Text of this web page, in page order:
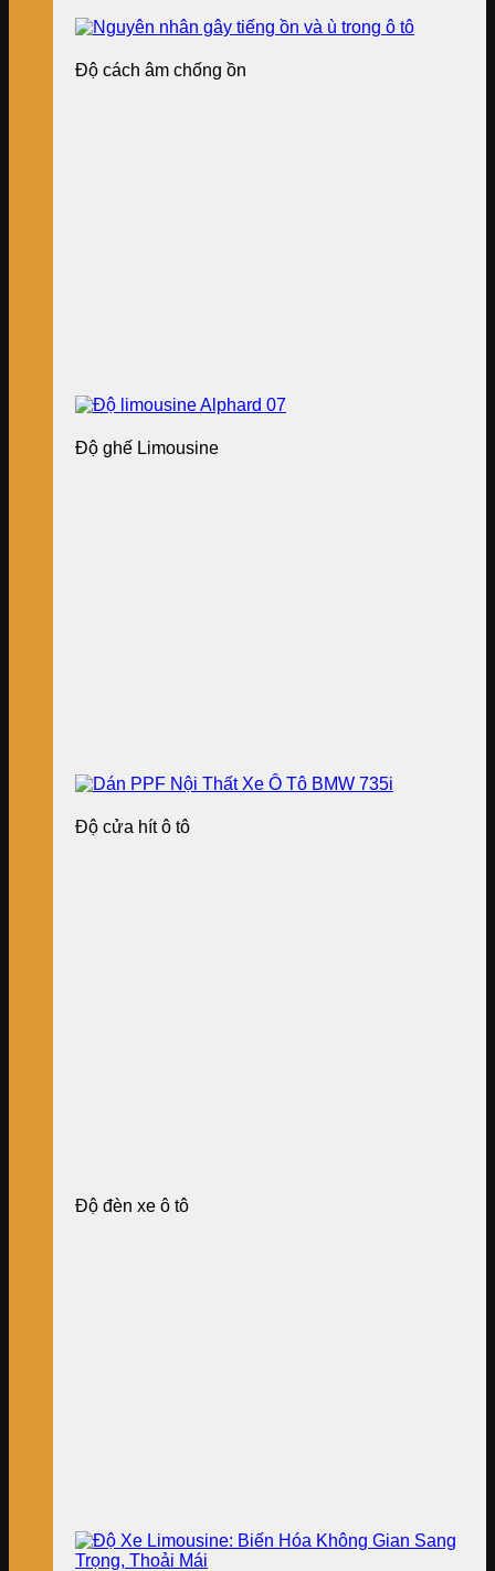
Độ cách âm chống ồn
Độ ghế Limousine
Độ cửa hít ô tô
Độ đèn xe ô tô